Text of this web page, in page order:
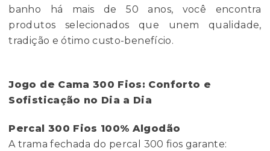
banho há mais de 50 anos, você encontra
produtos selecionados que unem qualidade,
tradição e ótimo custo-benefício.
Jogo de Cama 300 Fios: Conforto e
Sofisticação no Dia a Dia
Percal 300 Fios 100% Algodão
A trama fechada do percal 300 fios garante: